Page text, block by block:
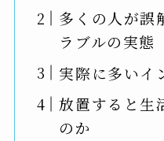
多くの人が誤
ラブルの実態
実際に多いイ
放置すると生
のか